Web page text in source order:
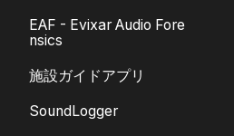
EAF - Evixar Audio Fore
nsics
施設ガイドアプリ
SoundLogger